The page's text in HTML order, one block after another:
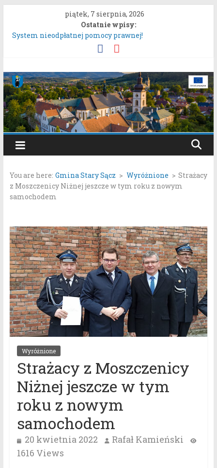
treści
piątek, 7 sierpnia, 2026
Ostatnie wpisy:
System nieodpłatnej pomocy prawnej!
Konsultacje społeczne dotyczące zmiany „Miejscowego
Konkurs „Moc Bukietów Matki Boskiej Zielnej”.
Rozpoczęcie konsultacji społecznych dotyczących:
projektu zmiany miejscowego planu zagospodarowania
przestrzennego „Miasto Stary Sącz – Plan Nr 1A”.
Gmina
Stary
Sącz
Portal
Gminy
Stary
Sącz
You are here: Gmina Stary Sącz > Wyróżnione > Strażacy
z Moszczenicy Niżnej jeszcze w tym roku z nowym
samochodem
Wyróżnione
Strażacy z Moszczenicy
Niżnej jeszcze w tym
roku z nowym
samochodem
20 kwietnia 2022
Rafał Kamieński
1616 Views